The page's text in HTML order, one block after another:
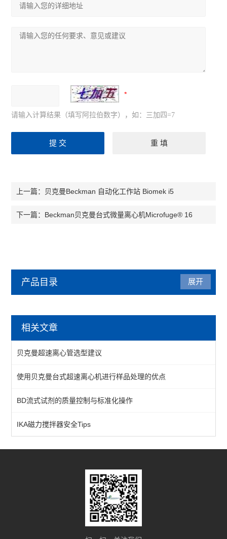
请输入计算结果（填写阿拉伯数字），如：三加四=7
上一篇： 贝克曼Beckman 自动化工作站 Biomek i5
下一篇： Beckman贝克曼台式微量离心机Microfuge® 16
产品目录
流式试剂
工作站吸头
磁力架
核酸纯化
细胞计数
查看全部 >>
展开
相关文章
贝克曼超速离心管选型建议
使用贝克曼台式超速离心机进行样品处理的优点
BD流式试剂的质量控制与标准化操作
IKA磁力搅拌器安全Tips